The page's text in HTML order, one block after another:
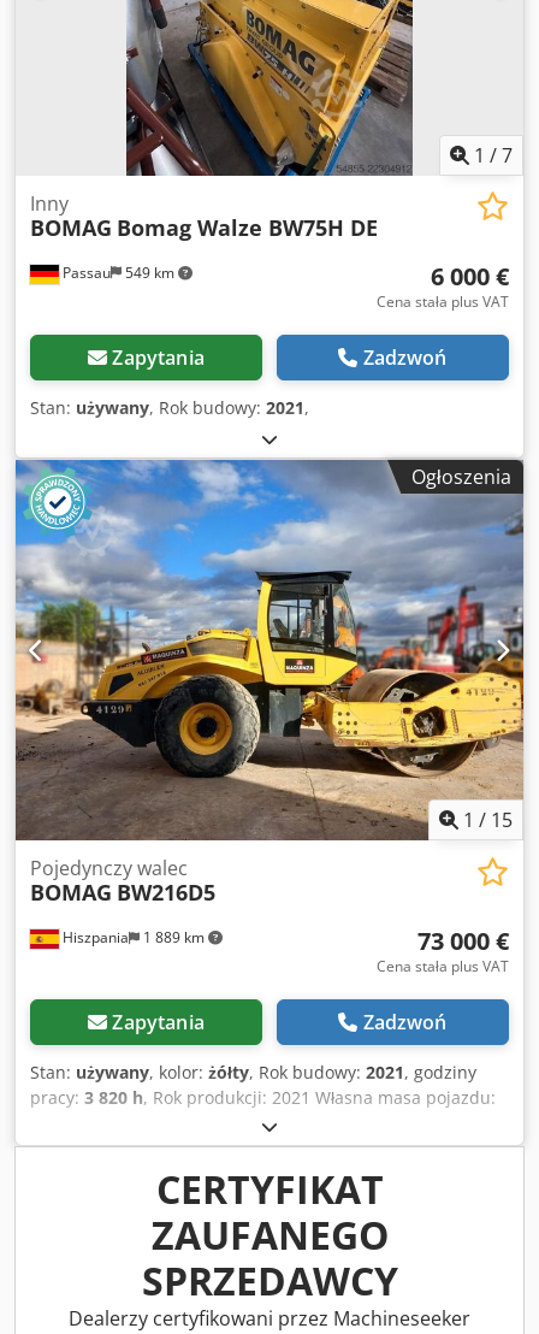
1 /7
Passau 549 km
Inny
BOMAG Bomag Walze BW75H DE
6 000 €
Cena stała plus VAT
Zapytania Zadzwoń
Stan: używany, Rok budowy: 2021,
Ogłoszenia
1 / 15
Hiszpania 1 889 km
Pojedynczy walec
BOMAG BW216D5
73 000 €
Cena stała plus VAT
Zapytania Zadzwoń
Stan: używany, kolor: żółty, Rok budowy: 2021, godziny
pracy: 3 820 h, Rok produkcji: 2021 Własna masa pojazdu:
16.000 kg Dodpsx Sqhiofx Aqljck Wymiary (dł. x szer. x
wys.): 622 x 230 x 299 cm Typ silnika: Deutz DEUTZ TCD4.1
CERTYFIKAT
ZAUFANEGO
SPRZEDAWCY
Dealerzy certyfikowani przez Machineseeker